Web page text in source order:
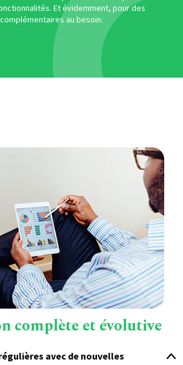
Et évidemment, pour des
au besoin.
complète et évolutive
avec de nouvelles